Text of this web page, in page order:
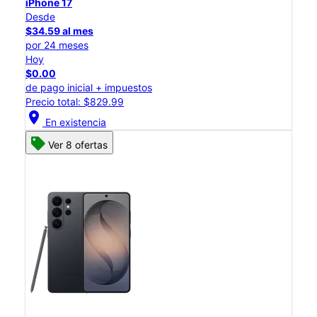
iPhone 17
Desde
$34.59 al mes
por 24 meses
Hoy
$0.00
de pago inicial + impuestos
Precio total: $829.99
location_on En existencia
Ver 8 ofertas